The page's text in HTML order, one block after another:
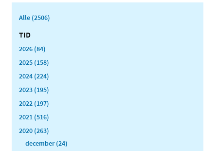
Alle (2506)
TID
2026 (84)
2025 (158)
2024 (224)
2023 (195)
2022 (197)
2021 (516)
2020 (263)
december (24)